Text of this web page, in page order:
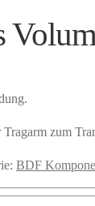
zum
BDF